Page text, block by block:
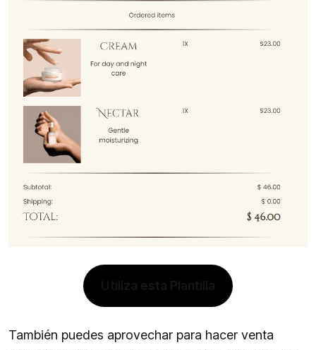
También puedes aprovechar para hacer venta